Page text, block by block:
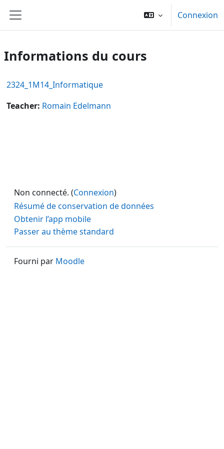
Panneau latéral
Connexion
Informations du cours
2324_1M14_Informatique
Teacher: Romain Edelmann
Non connecté. (Connexion)
Résumé de conservation de données
Obtenir l’app mobile
Passer au thème standard
Fourni par Moodle